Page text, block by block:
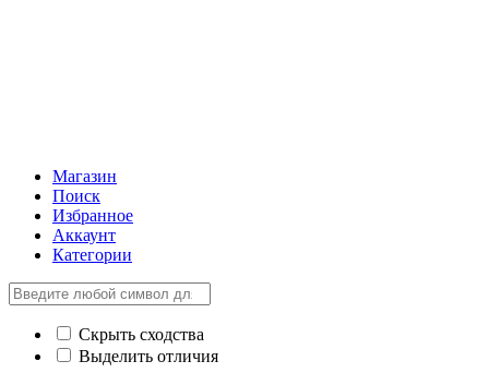
Магазин
Поиск
Избранное
Аккаунт
Категории
Скрыть сходства
Выделить отличия